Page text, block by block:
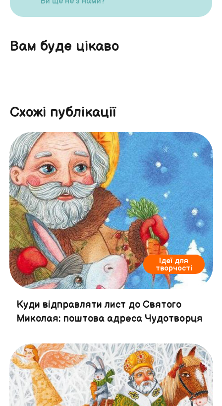
Вам буде цікаво
Схожі публікації
Ідеї для
творчості
Куди відправляти лист до Святого
Миколая: поштова адреса Чудотворця